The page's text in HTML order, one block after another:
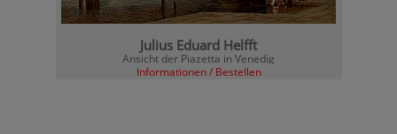
Julius Eduard Helfft
Ansicht der Piazetta in Venedig
Informationen / Bestellen